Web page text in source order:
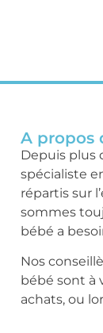
A propos
Depuis plus
spécialiste
répartis sur
sommes
bébé a
Nos
bébé sont à
achats, ou